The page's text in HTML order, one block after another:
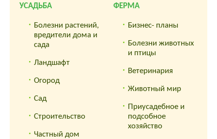
УСАДЬБА
Болезни растений,
вредители дома и
сада
Ландшафт
Огород
Сад
Строительство
Частный дом
ФЕРМА
Бизнес- планы
Болезни животных
и птицы
Ветеринария
Животный мир
Приусадебное и
подсобное
хозяйство